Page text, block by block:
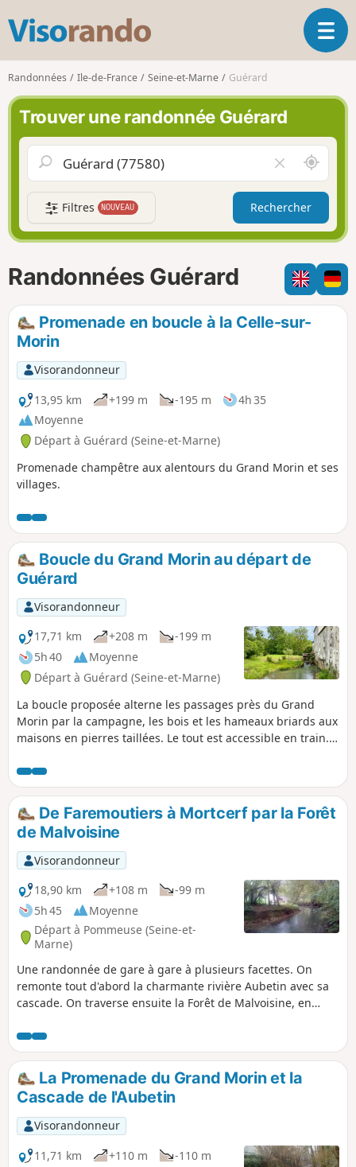
s
o
r
n
d
o
O
u
l
a
i
g
t
i
o
Randonnées Ile-de-France Seine-et-Marne Guérard
Trouver une randonnée Guérard
i
d
e
r
l
e
h
m
A
u
t
u
r
d
e
m
Filtres NOUVEAU Rechercher
Randonnées Guérard
Promenade en boucle à la Celle-sur-
Morin
Visorandonneur
13,95 km
+199 m -195 m
4h 35
Moyenne
Départ à Guérard (Seine-et-Marne)
Promenade champêtre aux alentours du Grand Morin et ses
villages.
Boucle du Grand Morin au départ de
Guérard
Visorandonneur
17,71 km
+208 m
-199 m
5h 40
Moyenne
Départ à Guérard (Seine-et-Marne)
La boucle proposée alterne les passages près du Grand
Morin par la campagne, les bois et les hameaux briards aux
maisons en pierres taillées. Le tout est accessible en train.
ferme équestre.
De Faremoutiers à Mortcerf par la Forêt
de Malvoisine
Visorandonneur
18,90 km
+108 m
-99 m
5h 45
Moyenne
Départ à Pommeuse (Seine-et-
Marne)
Une randonnée de gare à gare à plusieurs facettes. On
remonte tout d'abord la charmante rivière Aubetin avec sa
cascade. On traverse ensuite la Forêt de Malvoisine, en
en sous-bois. On poursuit entre les champs, avec quelques
longues portions goudronnées et des chemins. On termine
entre ruelles et sentes dans Mortcerf.
La Promenade du Grand Morin et la
Cascade de l'Aubetin
Visorandonneur
11,71 km
+110 m
-110 m